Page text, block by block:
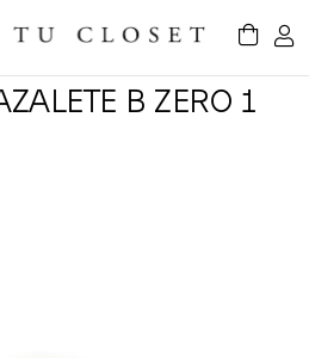
B ZERO 1